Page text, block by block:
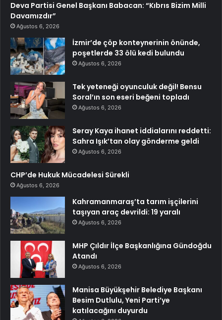
Deva Partisi Genel Başkanı Babacan: “Kıbrıs Bizim Milli
Davamızdır”
Ağustos 6, 2026
İzmir’de çöp konteynerinin önünde,
poşetlerde 33 ölü kedi bulundu
Ağustos 6, 2026
Tek yeteneği oyunculuk değil! Bensu
Soral’ın son eseri beğeni topladı
Ağustos 6, 2026
Seray Kaya ihanet iddialarını reddetti:
Sahra Işık’tan olay gönderme geldi
Ağustos 6, 2026
CHP’de Hukuk Mücadelesi Sürekli
Ağustos 6, 2026
Kahramanmaraş’ta tarım işçilerini
taşıyan araç devrildi: 19 yaralı
Ağustos 6, 2026
MHP Çıldır İlçe Başkanlığına Gündoğdu
Atandı
Ağustos 6, 2026
Manisa Büyükşehir Belediye Başkanı
Besim Dutlulu, Yeni Parti’ye
katılacağını duyurdu